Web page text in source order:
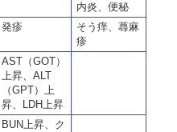
内炎、便秘
発疹 そう 痒、蕁麻
疹
AST（GOT）
上昇、ALT
（GPT）上
昇、LDH上昇
BUN上昇、ク